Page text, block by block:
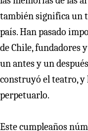
también significa un
país. Han pasado
de Chile, fundadores
un antes y un
construyó el teatro, y
perpetuarlo.
Este cumpleaños